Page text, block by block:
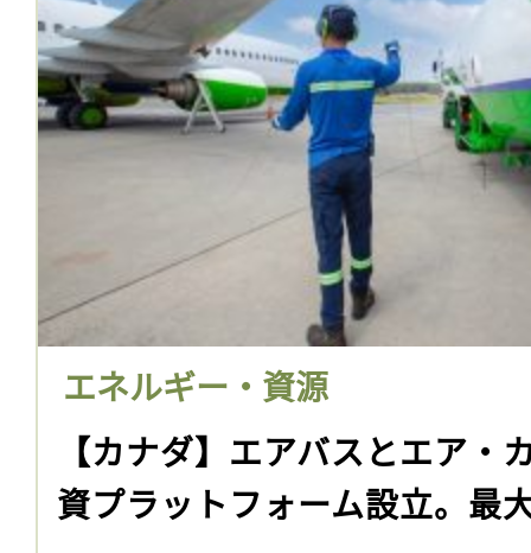
エネルギー・資源
【カナダ】エアバスとエア・
資プラットフォーム設立。最